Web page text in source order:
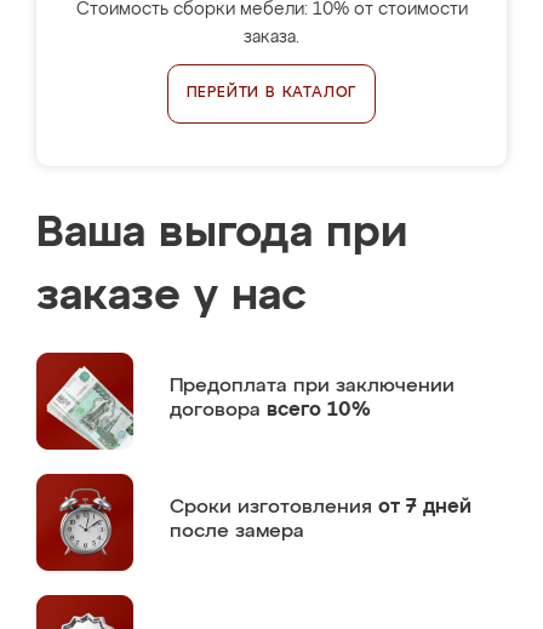
Стоимость сборки мебели: 10% от стоимости
заказа.
ПЕРЕЙТИ В КАТАЛОГ
Ваша выгода при
заказе у нас
Предоплата при заключении
договора всего 10%
Сроки изготовления от 7 дней
после замера